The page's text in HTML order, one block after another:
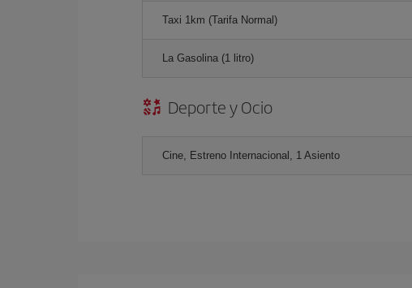
Taxi 1km (Tarifa Normal)
La Gasolina (1 litro)
Deporte y Ocio
Cine, Estreno Internacional, 1 Asiento